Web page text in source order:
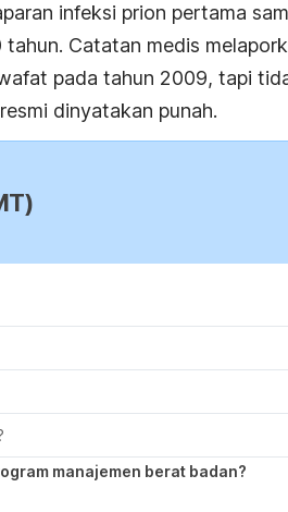
infeksi prion pertama
Catatan medis
pada tahun 2009, tapi
dinyatakan punah.
manajemen berat badan?